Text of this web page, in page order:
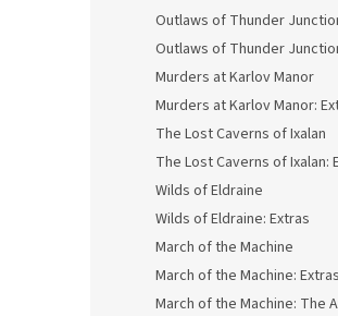
Outlaws of Thunder
Outlaws of Thunder
Murders at Karlov Manor
Murders at Karlov Manor:
The Lost Caverns of Ixalan
The Lost Caverns of Ixalan:
Wilds of Eldraine
Wilds of Eldraine: Extras
March of the Machine
March of the Machine: Extras
March of the Machine: The